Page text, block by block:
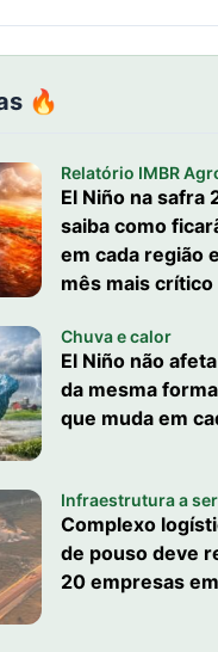
🔥
Relatório IMBR
El Niño na safra
saiba como
em cada região
mês mais crítico
Chuva e calor
El Niño não
da mesma
que muda em
Infraestrutura a
Complexo
de pouso deve
20 empresas